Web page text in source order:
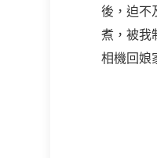
後，迫不
煮，被我
相機回娘